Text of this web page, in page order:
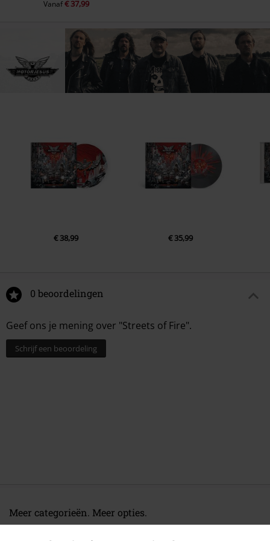
Vanaf€ 37,99
€ 38,99 € 35,99
0 beoordelingen
Geef ons je mening over "Streets of Fire".
Schrijf een beoordeling
Meer categorieën. Meer opties.